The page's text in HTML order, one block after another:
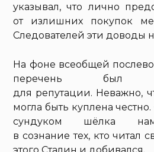
указывал, что лично
от излишних покупок
Следователей эти доводы
На фоне всеобщей
перечень был
для репутации. Неважно,
могла быть куплена
сундуком шёлка
в сознание тех, кто читал